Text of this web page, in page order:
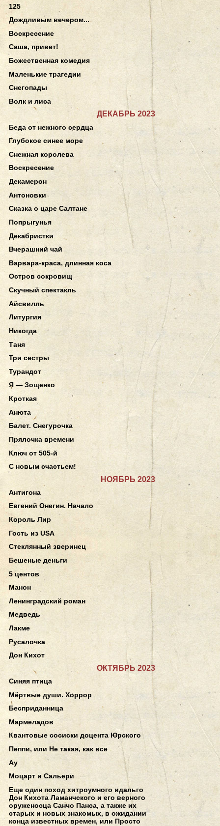
125
Дождливым вечером...
Воскресение
Саша, привет!
Божественная комедия
Маленькие трагедии
Снегопады
Волк и лиса
ДЕКАБРЬ 2023
Беда от нежного сердца
Глубокое синее море
Снежная королева
Воскресение
Декамерон
Антоновки
Сказка о царе Салтане
Попрыгунья
Декабристки
Вчерашний чай
Варвара-краса, длинная коса
Остров сокровищ
Скучный спектакль
Айсвилль
Литургия
Никогда
Таня
Три сестры
Турандот
Я — Зощенко
Кроткая
Анюта
Балет. Снегурочка
Прялочка времени
Ключ от 505-й
С новым счастьем!
НОЯБРЬ 2023
Антигона
Евгений Онегин. Начало
Король Лир
Гость из USA
Стеклянный зверинец
Бешеные деньги
5 центов
Манон
Ленинградский роман
Медведь
Лакме
Русалочка
Дон Кихот
ОКТЯБРЬ 2023
Синяя птица
Мёртвые души. Хоррор
Бесприданница
Мармеладов
Квантовые сосиски доцента Юрского
Пеппи, или Не такая, как все
Ау
Моцарт и Сальери
Еще один поход хитроумного идальго
Дон Кихота Ламанчского и его верного
оруженосца Санчо Панса, а также их
старых и новых знакомых, в ожидании
конца известных времен, или Просто